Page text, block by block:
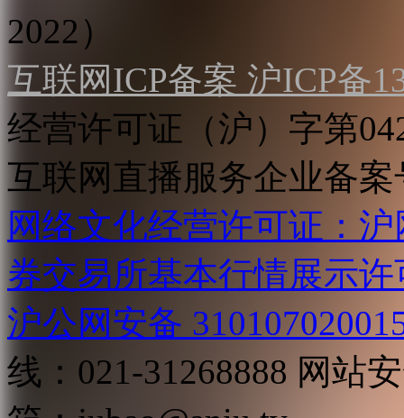
2022）
互联网ICP备案 沪ICP备
经营许可证（沪）字第
互联网直播服务企业备案
网络文化经营许可证：
券交易所基本行情展示许
沪公网安备
线：021-31268888 网站